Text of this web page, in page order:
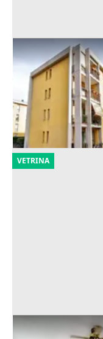
Asta Quota 1/6 di
cantina
Valdagno (Vicenza)
Offerta minima
14.361 €
30/09/2026
VETRINA
Asta